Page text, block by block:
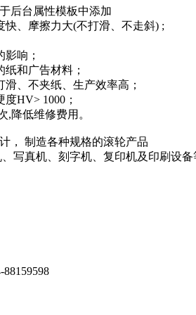
后台属性模板中添加
快、摩擦力大(不打滑、不走斜) ;
响；
和广告材料；
、不夹纸、生产效率高；
HV> 1000；
,降低维修费用。
， 制造各种规格的滚轮产品
写真机、刻字机、复印机及印刷设备
88159598